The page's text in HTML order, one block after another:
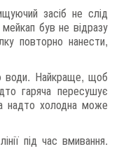
засіб не слід
був не відразу
повторно нанести,
води. Найкраще, щоб
гаряча пересушує
надто холодна може
під час вмивання.